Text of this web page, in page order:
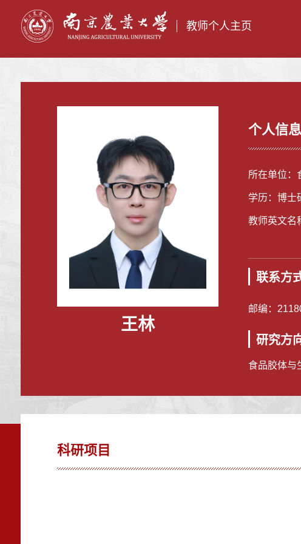
教师个人主页
王林
个人信息
所在单位：
学历：博士
教师英文名
联系方
邮编：
研究方
食品胶体与
科研项目